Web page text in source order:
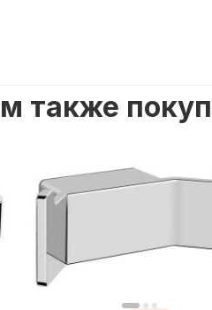
также